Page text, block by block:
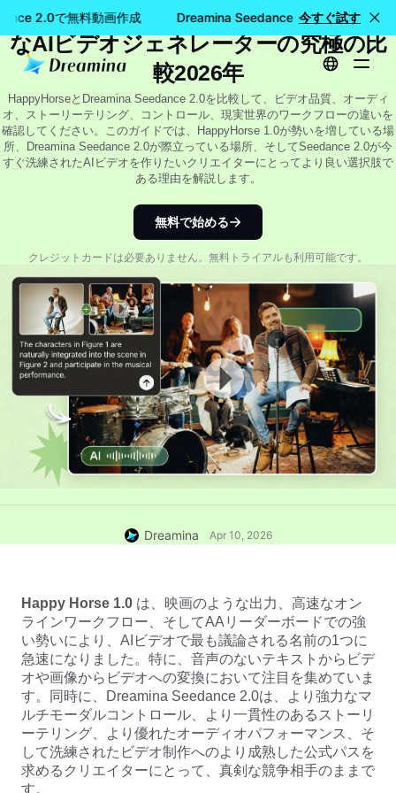
2.0で無料動画作成 Dreamina Seedance 2.0で無料動画作
今すぐ試す
Happy Horse 1.0とSeedance 2.0:主要
なAIビデオジェネレーターの究極の比
較2026年
HappyHorseとDreamina Seedance 2.0を比較して、ビデオ品質、オーディ
オ、ストーリーテリング、コントロール、現実世界のワークフローの違いを
確認してください。このガイドでは、HappyHorse 1.0が勢いを増している場
所、Dreamina Seedance 2.0が際立っている場所、そしてSeedance 2.0が今
すぐ洗練されたAIビデオを作りたいクリエイターにとってより良い選択肢で
ある理由を解説します。
無料で始める
クレジットカードは必要ありません。無料トライアルも利用可能です。
Dreamina Apr 10, 2026
Happy Horse 1.0 は、映画のような出力、高速なオン
ラインワークフロー、そしてAAリーダーボードでの強
い勢いにより、AIビデオで最も議論される名前の1つに
急速になりました。特に、音声のないテキストからビデ
オや画像からビデオへの変換において注目を集めていま
す。同時に、Dreamina Seedance 2.0は、より強力なマ
ルチモーダルコントロール、より一貫性のあるストーリ
ーテリング、より優れたオーディオパフォーマンス、そ
して洗練されたビデオ制作へのより成熟した公式パスを
求めるクリエイターにとって、真剣な競争相手のままで
す。